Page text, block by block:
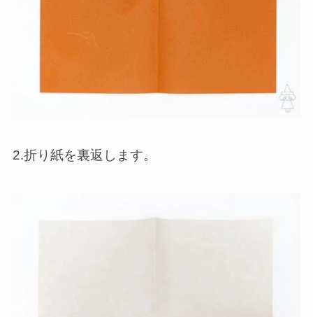
2.折り紙を裏返します。